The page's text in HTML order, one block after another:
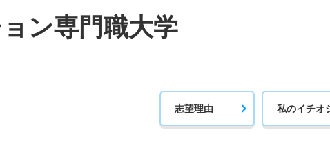
ン専門職大学
志望理由 私のイチオ